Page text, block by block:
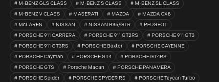
M-BENZ GLS CLASS
M-BENZ S CLASS
M-BENZ SL CLASS
M-BENZ V CLASS
MASERATI MAZDA
MAZDA CX8
McLAREN
NISSAN NISSAN R35/GTR
PEUGEOT
PORSCHE 911 CARRERA
PORSCHE 911 GT2RS
PORSCHE 911 GT3
PORSCHE 911 GT3RS
PORSCHE Boxter
PORSCHE CAYENNE
PORSCHE Cayman
PORSCHE GT4
PORSCHE GT4RS
PORSCHE GTS
Porsche Macan
PORSCHE PANAMERA
PORSCHE Spider
PORSCHE SPYDER RS
PORSCHE Taycan Turbo